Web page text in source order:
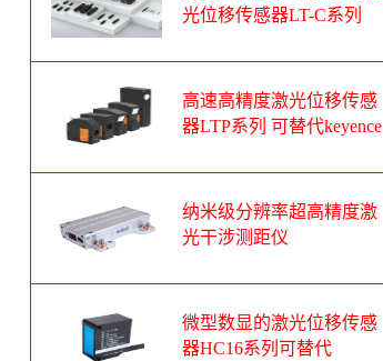
光位移传感器LT-C系列
列
高速高精度激光位移传感
器LTP系列 可替代keyence
纳米级分辨率超高精度激
光干涉测距仪
微型数显的激光位移传感
器HC16系列可替代